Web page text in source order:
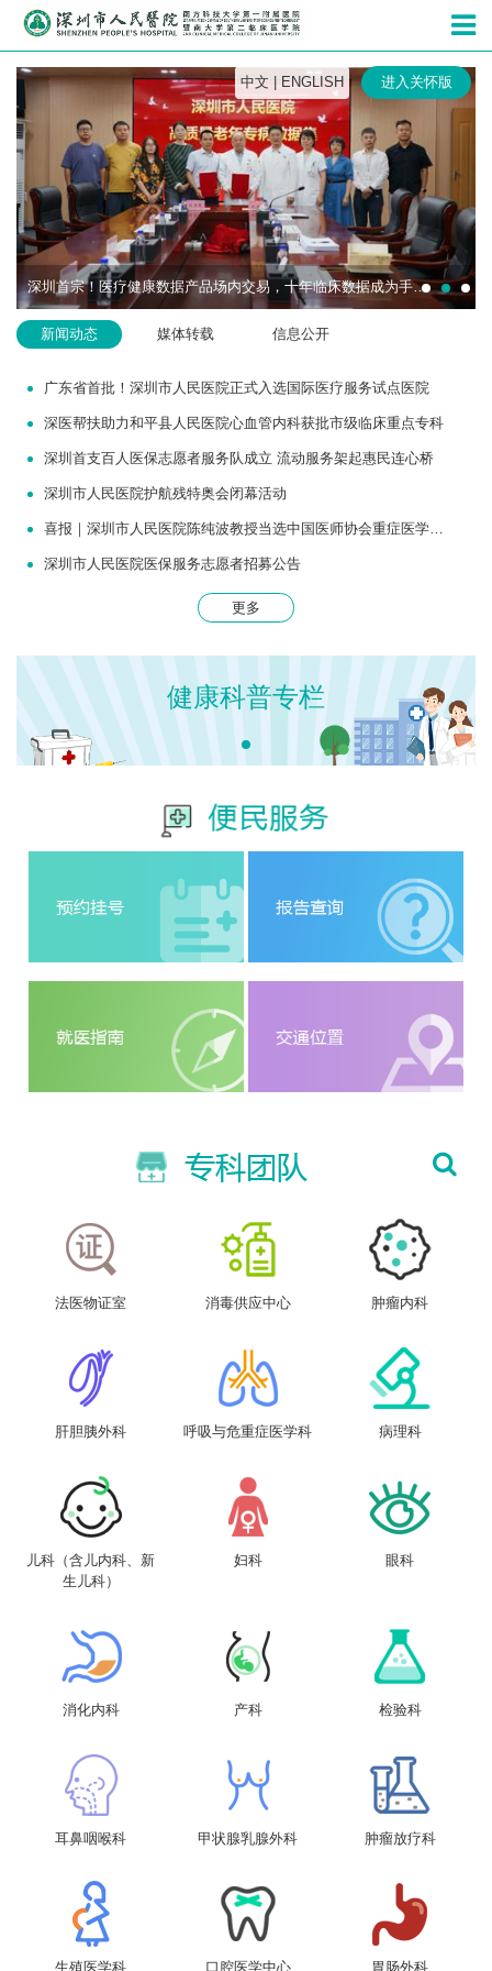
深圳市人民
中文 ENGLISH 进入关怀版
深圳首宗！医疗健康数据产品场内交易，十年临床数据成为手术机器人研发“燃料”
新闻动态 媒体转载 信息公开
广东省首批！深圳市人民医院正式入选国际医疗服务试点医院
深医帮扶助力和平县人民医院心血管内科获批市级临床重点专科
深圳首支百人医保志愿者服务队成立 流动服务架起惠民连心桥
深圳市人民医院护航残特奥会闭幕活动
喜报｜深圳市人民医院陈纯波教授当选中国医师协会重症医学医师分会常务委员
深圳市人民医院医保服务志愿者招募公告
更多
健康科普专栏
法医物证室 消毒供应中心 肿瘤内科
肝胆胰外科 呼吸与危重症医学科 病理科
儿科（含儿内科、新
生儿科）
妇科 眼科
消化内科 产科 检验科
耳鼻咽喉科 甲状腺乳腺外科 肿瘤放疗科
生殖医学科 口腔医学中心 胃肠外科